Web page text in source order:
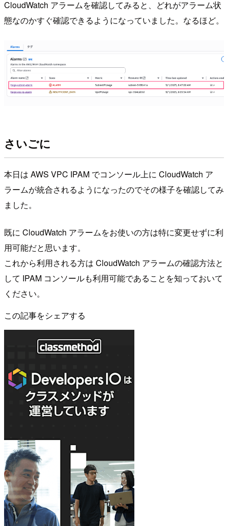
CloudWatch アラームを確認してみると、どれがアラーム状
態なのかすぐ確認できるようになっていました。なるほど。
さいごに
本日は AWS VPC IPAM でコンソール上に CloudWatch ア
ラームが統合されるようになったのでその様子を確認してみ
ました。
既に CloudWatch アラームをお使いの方は特に変更せずに利
用可能だと思います。
これから利用される方は CloudWatch アラームの確認方法と
して IPAM コンソールも利用可能であることを知っておいて
ください。
この記事をシェアする